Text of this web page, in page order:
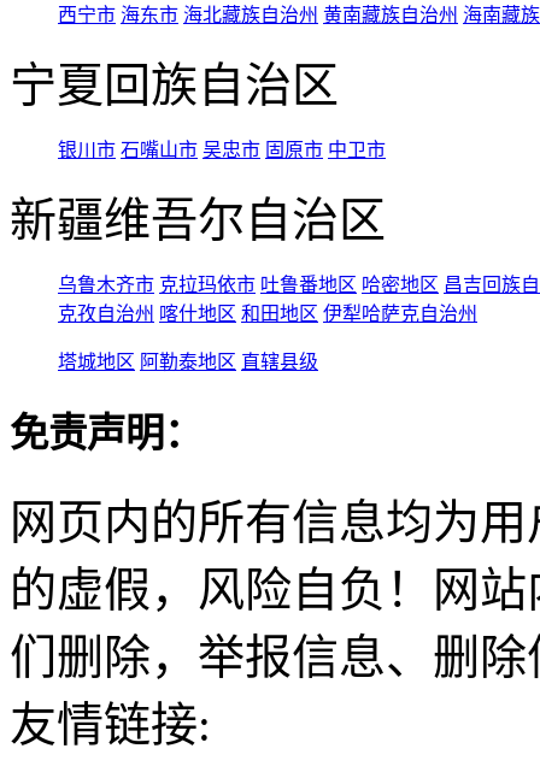
西宁市 海东市 海北藏族自治州 黄南藏族自治州 海南藏
宁夏回族自治区
银川市 石嘴山市 吴忠市 固原市 中卫市
新疆维吾尔自治区
乌鲁木齐市 克拉玛依市 吐鲁番地区 哈密地区 昌吉回族
克孜自治州 喀什地区 和田地区 伊犁哈萨克自治州
塔城地区 阿勒泰地区 直辖县级
免责声明：
网页内的所有信息均为
的虚假，风险自负！网
们删除，举报信息、删
友情链接: